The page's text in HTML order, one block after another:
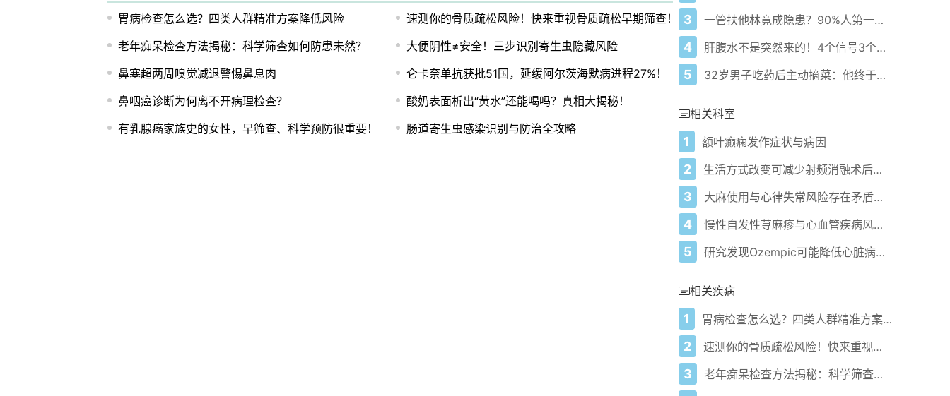
胃病检查怎么选？四类人群精准方案降低风险
速测你的骨质疏松风险！快来重视骨质疏松早期筛查！
老年痴呆检查方法揭秘：科学筛查如何防患未然？
大便阴性≠安全！三步识别寄生虫隐藏风险
鼻塞超两周嗅觉减退警惕鼻息肉
仑卡奈单抗获批51国，延缓阿尔茨海默病进程27%！
鼻咽癌诊断为何离不开病理检查？
酸奶表面析出“黄水”还能喝吗？真相大揭秘！
有乳腺癌家族史的女性，早筛查、科学预防很重要！
肠道寄生虫感染识别与防治全攻略
3 一管扶他林竟成隐患？90%人第一步就错了！
4 肝腹水不是突然来的！4个信号3个管理要点别等肚子鼓起来
5 32岁男子吃药后主动摘菜：他终于活过来了？
相关科室
1 额叶癫痫发作症状与病因
2 生活方式改变可减少射频消融术后心房颤动复发
3 大麻使用与心律失常风险存在矛盾关系 取决于心血管疾病状况
4 慢性自发性荨麻疹与心血管疾病风险增加相关
5 研究发现Ozempic可能降低心脏病死亡风险与体重减轻无关
相关疾病
1 胃病检查怎么选？四类人群精准方案降低风险
2 速测你的骨质疏松风险！快来重视骨质疏松早期筛查！
3 老年痴呆检查方法揭秘：科学筛查如何防患未然？